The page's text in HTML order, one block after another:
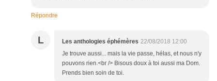
Répondre
L Les anthologies éphémères 22/08/2018 12:00
Je trouve aussi... mais la vie passe, hélas, et nous n'y
pouvons rien.<br /> Bisous doux à toi aussi ma Dom.
Prends bien soin de toi.